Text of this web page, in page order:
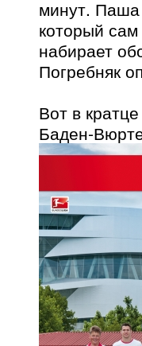
минут. Паша
который
набирает
Погребняк
Вот в
Баден-